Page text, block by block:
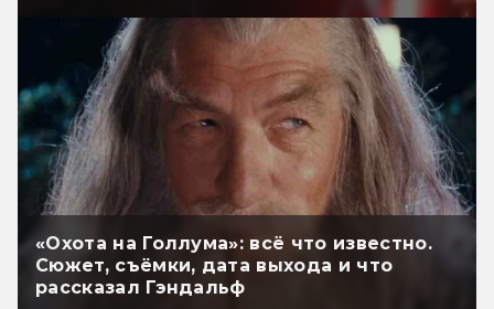
«Охота на Голлума»: всё что известно.
Сюжет, съёмки, дата выхода и что
рассказал Гэндальф